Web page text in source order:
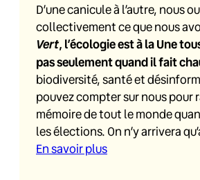
D’une canicule à l’autre, nous
collectivement ce que nous
Vert, l’écologie est à la Une
pas seulement quand il fait
biodiversité, santé et
pouvez compter sur nous pour
mémoire de tout le monde
les élections. On n’y arrivera
En savoir plus